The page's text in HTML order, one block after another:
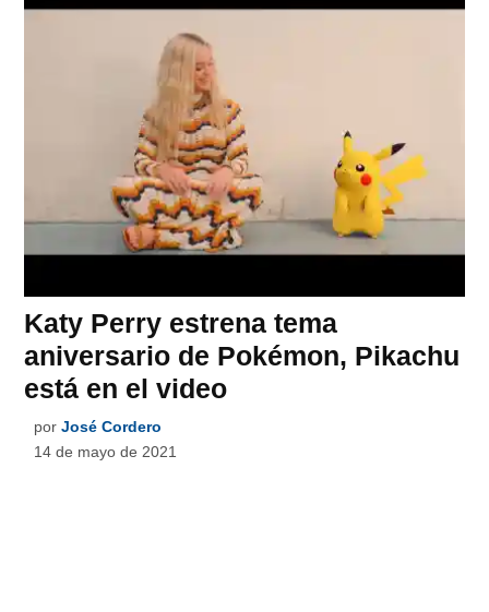
Katy Perry estrena tema
aniversario de Pokémon, Pikachu
está en el video
por José Cordero
14 de mayo de 2021